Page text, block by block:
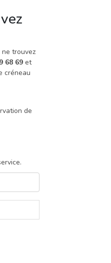
trouvez
68 69et
créneau
de